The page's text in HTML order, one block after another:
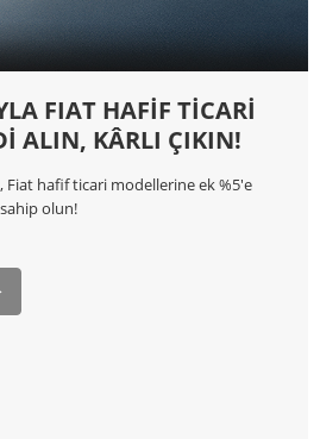
FIAT HAFİF TİCARİ
ALIN, KÂRLI ÇIKIN!
Fiat hafif ticari modellerine ek %5'e
olun!